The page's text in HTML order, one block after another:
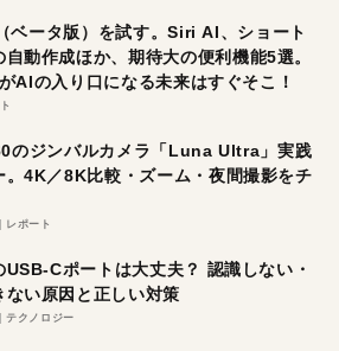
ベータ版）を試す。Siri AI、ショート
自動作成ほか、期待大の便利機能5選。
AIの入り口になる未来はすぐそこ！
のジンバルカメラ「Luna Ultra」実践
。4K／8K比較・ズーム・夜間撮影をチ
レポート
USB-Cポートは大丈夫？ 認識しない・
ない原因と正しい対策
テクノロジー